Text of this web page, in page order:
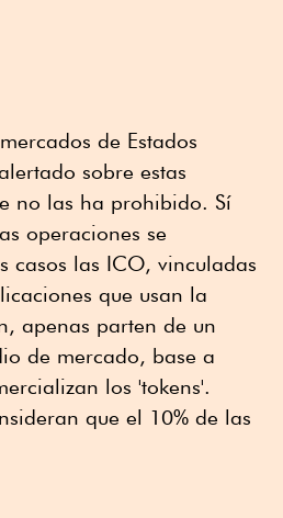
de Estados
sobre estas
no las ha prohibido. Sí
operaciones se
casos las ICO, vinculadas
que usan la
apenas parten de un
de mercado, base a
los 'tokens'.
que el 10% de las